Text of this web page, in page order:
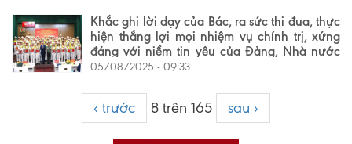
Khắc ghi lời dạy của Bác, ra sức thi đua, thực
hiện thắng lợi mọi nhiệm vụ chính trị, xứng
đáng với niềm tin yêu của Đảng, Nhà nước
và Nhân dân
05/08/2025 - 09:33
‹ trước 8 trên 165 sau ›